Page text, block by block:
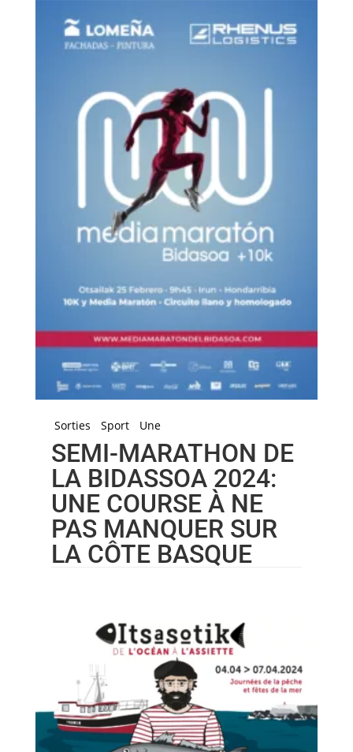
Sorties Sport Une
SEMI-MARATHON DE
LA BIDASSOA 2024:
UNE COURSE À NE
PAS MANQUER SUR
LA CÔTE BASQUE